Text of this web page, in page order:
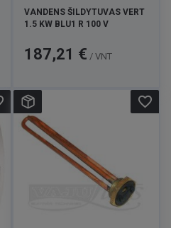
VANDENS ŠILDYTUVAS VERT
1.5 KW BLU1 R 100 V
Kaina
187,21 € / VNT
favorite_border